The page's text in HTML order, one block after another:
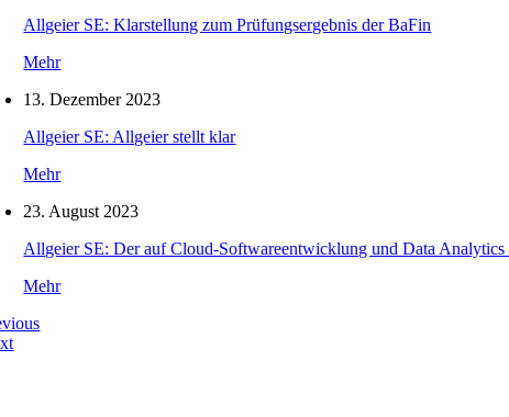
Allgeier SE: Klarstellung zum Prüfungsergebnis der BaFin
Mehr
13. Dezember 2023
Allgeier SE: Allgeier stellt klar
Mehr
23. August 2023
Allgeier SE: Der auf Cloud-Softwareentwicklung und Data
Mehr